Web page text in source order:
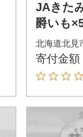
JAきた
爵いも
爵(とう
セット
北海道北見
寄付金額